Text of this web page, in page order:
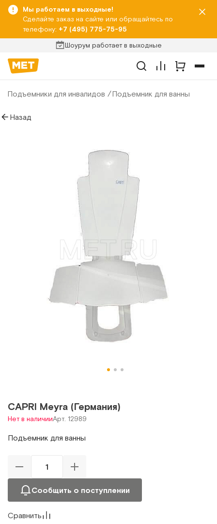
Мы работаем в выходные!
Сделайте заказ на сайте или обращайтесь по
телефону: +7 (495) 775-75-95
Шоурум работает в выходные
Подъемники для инвалидов Подъемник для ванны
Назад
CAPRI Meyra (Германия)
Нет в наличииАрт. 12989
Подъемник для ванны
Сообщить о поступлении
Сравнить